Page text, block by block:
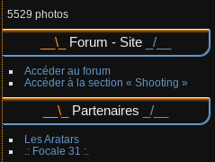
5529 photos
Forum - Site
Accéder au forum
Accéder à la section « Shooting »
Partenaires
Les Aratars
.: Focale 31 :.